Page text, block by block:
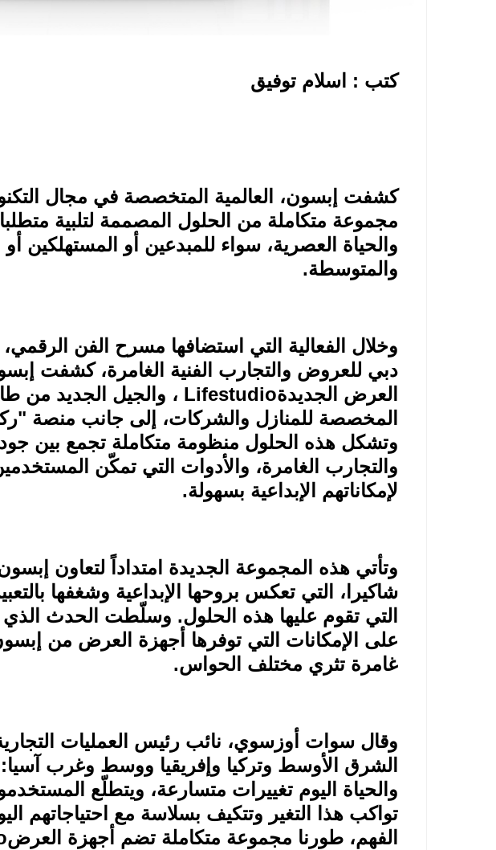
كتب : اسلام توفيق
كشفت إبسون، العالمية المتخصصة في مجال
مجموعة متكاملة من الحلول المصممة لتلبية
والحياة العصرية، سواء للمبدعين أو المستهلكين
والمتوسطة.
وخلال الفعالية التي استضافها مسرح الفن
دبي للعروض والتجارب الفنية الغامرة، كشفت
العرض الجديدةLifestudio ، والجيل الجديد من
المخصصة للمنازل والشركات، إلى جانب منصة "ركن
وتشكل هذه الحلول منظومة متكاملة تجمع بين جودة
والتجارب الغامرة، والأدوات التي تمكّن
لإمكاناتهم الإبداعية بسهولة.
وتأتي هذه المجموعة الجديدة امتداداً لتعاون إبسون
شاكيرا، التي تعكس بروحها الإبداعية وشغفها
التي تقوم عليها هذه الحلول. وسلّطت الحدث
على الإمكانات التي توفرها أجهزة العرض من
غامرة تثري مختلف الحواس.
وقال سوات أوزسوي، نائب رئيس العمليات
الشرق الأوسط وتركيا وإفريقيا ووسط وغرب
والحياة اليوم تغييرات متسارعة، ويتطلّع
تواكب هذا التغير وتتكيف بسلاسة مع احتياجاتهم
الفهم، طورنا مجموعة متكاملة تضم أجهزة العرض